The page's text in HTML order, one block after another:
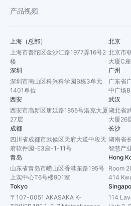
产品视频
上海（总部）
上海市普陀区金沙江路1977弄16号2
楼
北京
北京市
大厦C
深圳
深圳市南山区科兴科学园B栋3单元
1401单位
广州
广东省
中广场
西安
西安市高新区唐延路1855号洛克大厦
27层
武汉
湖北省
大厦26
成都
四川省成都市武侯区天府大道中段天
府软件园-E3座-1-11号
长沙
湖南省
智慧产
青岛
山东省青岛市崂山区香港东路195号
上实中心T6号楼901室
Hong
Room
414
Tokyo
〒107-0051 AKASAKA K-
114